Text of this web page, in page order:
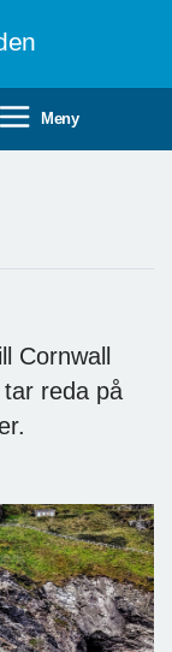
Meny
Cornwall
reda på